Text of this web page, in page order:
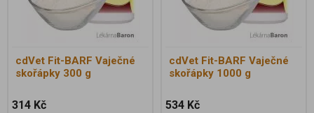
cdVet Fit-BARF Vaječné
skořápky 300 g
314 Kč
cdVet Fit-BARF Vaječné
skořápky 1000 g
534 Kč